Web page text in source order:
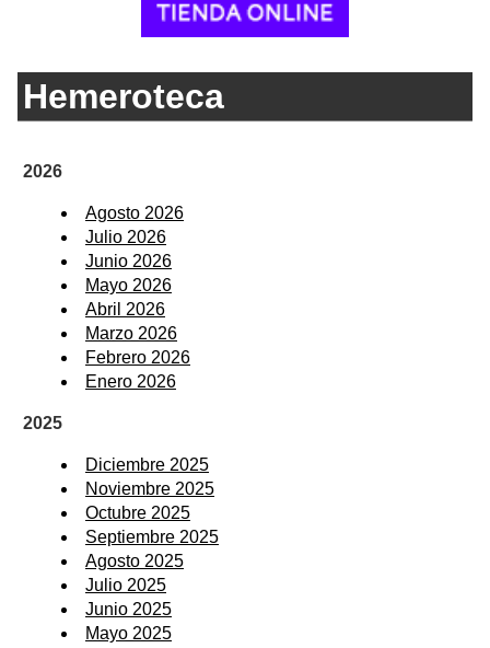
Hemeroteca
2026
Agosto 2026
Julio 2026
Junio 2026
Mayo 2026
Abril 2026
Marzo 2026
Febrero 2026
Enero 2026
2025
Diciembre 2025
Noviembre 2025
Octubre 2025
Septiembre 2025
Agosto 2025
Julio 2025
Junio 2025
Mayo 2025